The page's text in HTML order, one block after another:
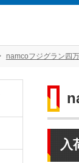
namcoフジグラン四
入